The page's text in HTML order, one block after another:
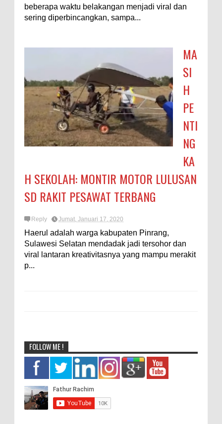
beberapa waktu belakangan menjadi viral dan
sering diperbincangkan, sampa...
MA
SI
H
PE
NTI
NG
KA
H SEKOLAH: MONTIR MOTOR LULUSAN
SD RAKIT PESAWAT TERBANG
Reply Jumat, Januari 17, 2020
Haerul adalah warga kabupaten Pinrang,
Sulawesi Selatan mendadak jadi tersohor dan
viral lantaran kreativitasnya yang mampu merakit
p...
FOLLOW ME !